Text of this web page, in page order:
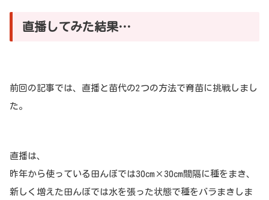
直播してみた結果…
前回の記事では、直播と苗代の2つの方法で育苗に挑戦しまし
た。
直播は、
昨年から使っている田んぼでは30cm×30cm間隔に種をまき、
新しく増えた田んぼでは水を張った状態で種をバラまきしま